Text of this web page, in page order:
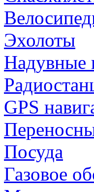
Эхолоты
Надувные
GPS
Посуда
Газовое